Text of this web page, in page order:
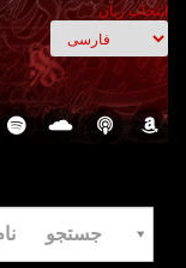
انتخاب زبان
جستجو